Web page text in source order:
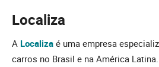
Localiza
A Localiza é uma empresa
carros no Brasil e na América